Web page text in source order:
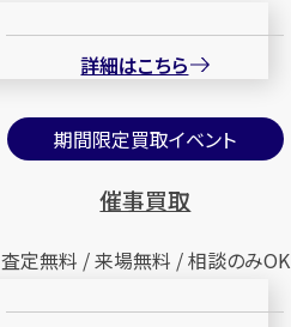
詳細はこちら
期間限定買取イベント
催事買取
査定無料 / 来場無料 / 相談のみOK